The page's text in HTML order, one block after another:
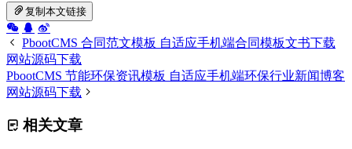
复制本文链接
PbootCMS 合同范文模板 自适应手机端合同模板文书下载
网站源码下载
PbootCMS 节能环保资讯模板 自适应手机端环保行业新闻博客
网站源码下载
相关文章